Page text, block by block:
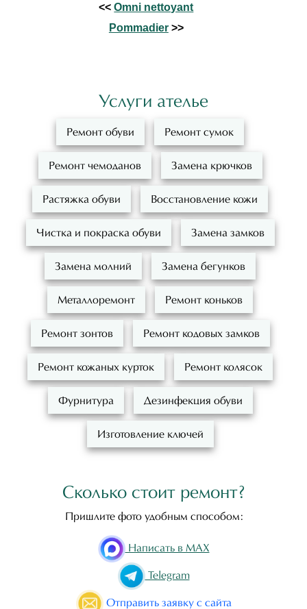
<<Omni nettoyant
Pommadier>>
Услуги ателье
Ремонт обуви Ремонт сумок
Ремонт чемоданов Замена крючков
Растяжка обуви Восстановление кожи
Чистка и покраска обуви Замена замков
Замена молний Замена бегунков
Металлоремонт Ремонт коньков
Ремонт зонтов Ремонт кодовых замков
Ремонт кожаных курток Ремонт колясок
Фурнитура Дезинфекция обуви
Изготовление ключей
Сколько стоит ремонт?
Пришлите фото удобным способом:
Написать в MAX
Telegram
Отправить заявку с сайта